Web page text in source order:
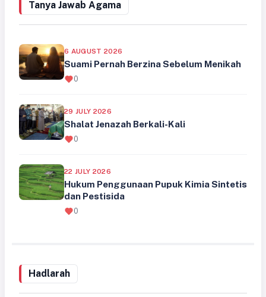
Tanya Jawab Agama
6 AUGUST 2026
Suami Pernah Berzina Sebelum Menikah
0
29 JULY 2026
Shalat Jenazah Berkali-Kali
0
22 JULY 2026
Hukum Penggunaan Pupuk Kimia Sintetis
dan Pestisida
0
Hadlarah